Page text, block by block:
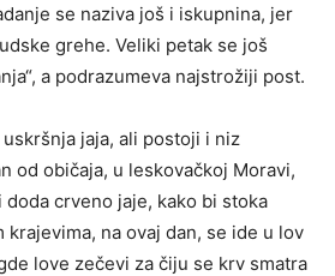
se naziva još i iskupnina, jer
grehe. Veliki petak se još
a podrazumeva najstrožiji post.
jaja, ali postoji i niz
od običaja, u leskovačkoj Moravi,
crveno jaje, kako bi stoka
krajevima, na ovaj dan, se ide u lov
love zečevi za čiju se krv smatra